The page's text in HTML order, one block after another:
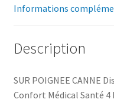
Informations
Description
SUR POIGNEE CANNE
Confort Médical Santé 4